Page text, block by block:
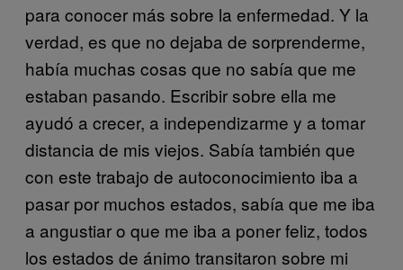
para conocer más sobre la enfermedad. Y la
verdad, es que no dejaba de sorprenderme,
había muchas cosas que no sabía que me
estaban pasando. Escribir sobre ella me
ayudó a crecer, a independizarme y a tomar
distancia de mis viejos. Sabía también que
con este trabajo de autoconocimiento iba a
pasar por muchos estados, sabía que me iba
a angustiar o que me iba a poner feliz, todos
los estados de ánimo transitaron sobre mi